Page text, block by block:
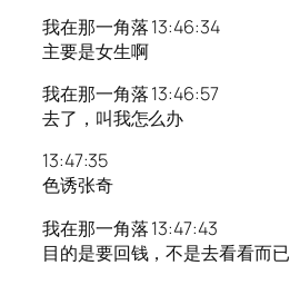
我在那一角落 13:46:34
主要是女生啊
我在那一角落 13:46:57
去了，叫我怎么办
13:47:35
色诱张奇
我在那一角落 13:47:43
目的是要回钱，不是去看看而已